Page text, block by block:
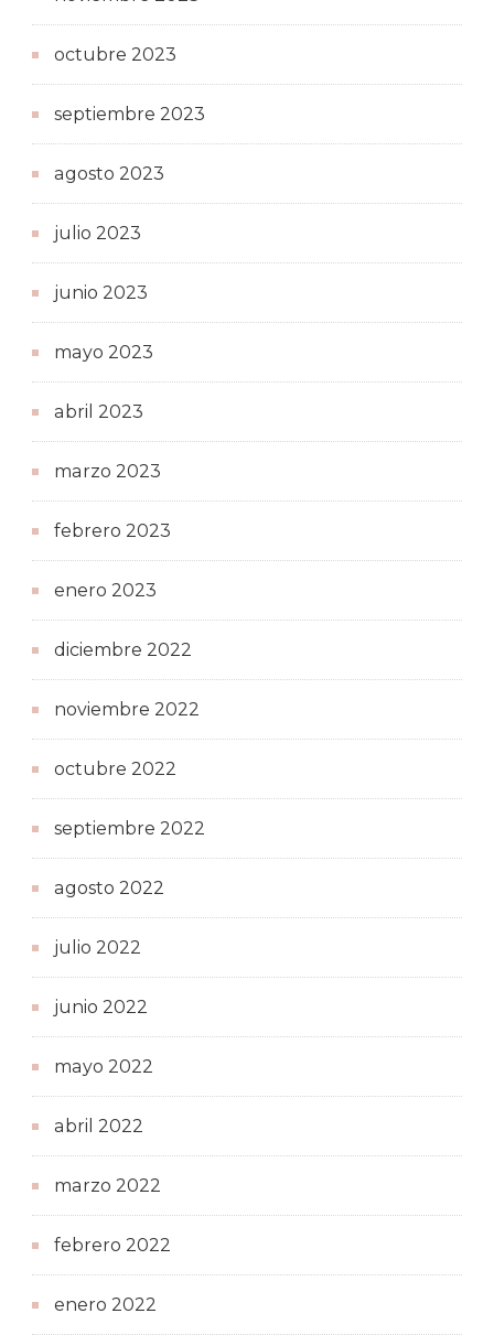
octubre 2023
septiembre 2023
agosto 2023
julio 2023
junio 2023
mayo 2023
abril 2023
marzo 2023
febrero 2023
enero 2023
diciembre 2022
noviembre 2022
octubre 2022
septiembre 2022
agosto 2022
julio 2022
junio 2022
mayo 2022
abril 2022
marzo 2022
febrero 2022
enero 2022